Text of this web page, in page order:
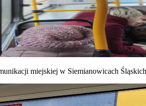
miejskiej w Siemianowicach Śląskich